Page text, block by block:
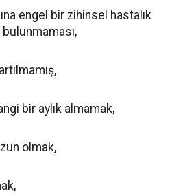
engel bir zihinsel hastalık
bir aylık almamak,
olmak,